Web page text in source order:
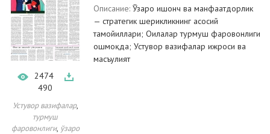
2474
490
Устувор вазифалар,
турмуш
фаровонлиги, ўзаро
Описание: Ўзаро ишонч ва манфаатдорлик
— стратегик шерикликнинг асосий
тамойиллари; Оилалар турмуш фаровонлиги
ошмоқда; Устувор вазифалар ижроси ва
масъулият